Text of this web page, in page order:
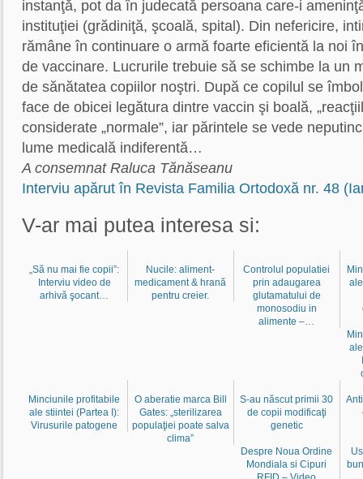
instanţă, pot da în judecată persoana care-i
instituţiei (grădiniţă, şcoală, spital). Din nefericire,
rămâne în continuare o armă foarte eficientă la noi
de vaccinare. Lucrurile trebuie să se schimbe la un
de sănătatea copiilor noştri. După ce copilul se
face de obicei legătura dintre vaccin şi boală,
considerate „normale”, iar părintele se vede
lume medicală indiferentă…
A consemnat Raluca Tănăseanu
Interviu apărut în Revista Familia Ortodoxă nr. 48
V-ar mai putea interesa si:
„Să nu mai fie copii”:
Interviu video de
arhivă şocant…
Nucile: aliment-
medicament & hrană
pentru creier.
Controlul populatiei
prin adaugarea
glutamatului de
monosodiu in
alimente –…
Minciunile profitabile
ale stiintei (Partea I):
Virusurile patogene
O aberatie marca Bill
Gates: „sterilizarea
populaţiei poate salva
clima”
S-au născut primii 30
de copii modificaţi
genetic
Despre Noua Ordine
Mondiala si Cipuri